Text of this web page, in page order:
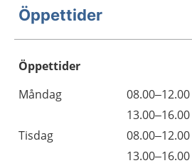
Öppettider
Öppettider
Dag
Öppettider
Kommentarer
Måndag
08.00–12.00
13.00–16.00
Tisdag
08.00–12.00
13.00–16.00